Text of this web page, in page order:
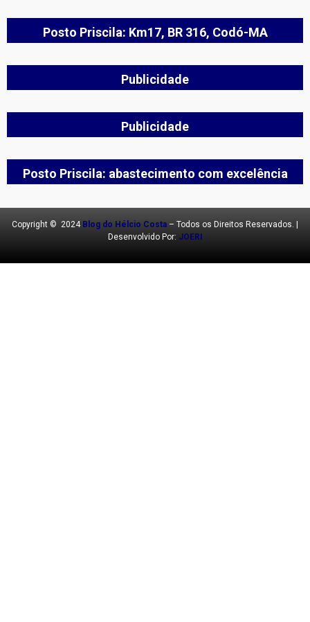
Posto Priscila: Km17, BR 316, Codó-MA
Publicidade
Publicidade
Posto Priscila: abastecimento com excelência
Copyright © 2024 Blog do Hélcio Costa – Todos os Direitos Reservados. |
Desenvolvido Por: JOERI